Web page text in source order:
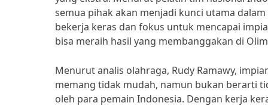
semua pihak akan menjadi kunci utama
bekerja keras dan fokus untuk mencapai
bisa meraih hasil yang membanggakan di
Menurut analis olahraga, Rudy Ramawy,
memang tidak mudah, namun bukan berarti
oleh para pemain Indonesia. Dengan kerja